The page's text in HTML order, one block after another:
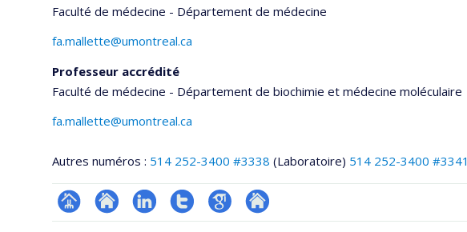
Faculté de médecine - Département de médecine
fa.mallette@umontreal.ca
Professeur accrédité
Faculté de médecine - Département de biochimie et médecine moléculaire
fa.mallette@umontreal.ca
Autres numéros : 514 252-3400 #3338 (Laboratoire) 514 252-3400 #3341
Page Site
LinkedInCompteGoogleAutre